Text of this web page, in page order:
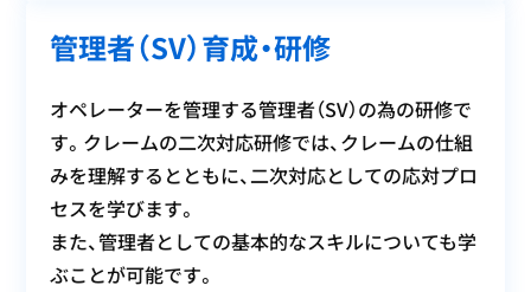
管理者（SV）育成・研修
オペレーターを管理する管理者（SV）の為の研修で
す。クレームの二次対応研修では、クレームの仕組
みを理解するとともに、二次対応としての応対プロ
セスを学びます。
また、管理者としての基本的なスキルについても学
ぶことが可能です。